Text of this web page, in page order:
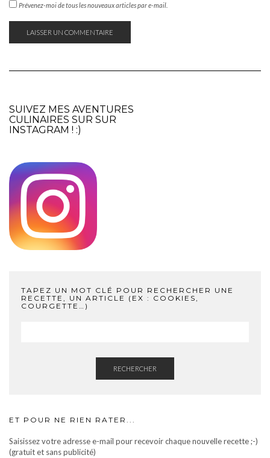
Prévenez-moi de tous les nouveaux articles par e-mail.
SUIVEZ MES AVENTURES
CULINAIRES SUR SUR
INSTAGRAM ! :)
TAPEZ UN MOT CLÉ POUR RECHERCHER UNE
RECETTE, UN ARTICLE (EX : COOKIES,
COURGETTE…)
RECHERCHER
ET POUR NE RIEN RATER...
Saisissez votre adresse e-mail pour recevoir chaque nouvelle recette ;-)
(gratuit et sans publicité)